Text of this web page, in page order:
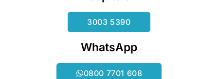
3003 5390
WhatsApp
0800 7701 608